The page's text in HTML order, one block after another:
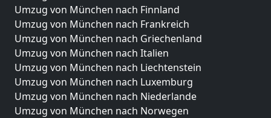
Umzug von München nach Finnland
Umzug von München nach Frankreich
Umzug von München nach Griechenland
Umzug von München nach Italien
Umzug von München nach Liechtenstein
Umzug von München nach Luxemburg
Umzug von München nach Niederlande
Umzug von München nach Norwegen